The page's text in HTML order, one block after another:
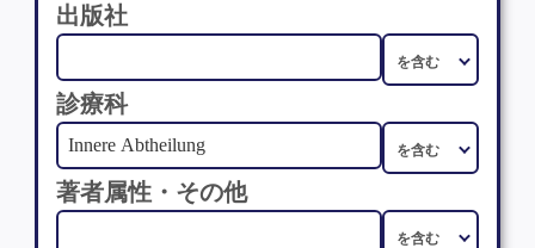
出版社
診療科
著者属性・その他